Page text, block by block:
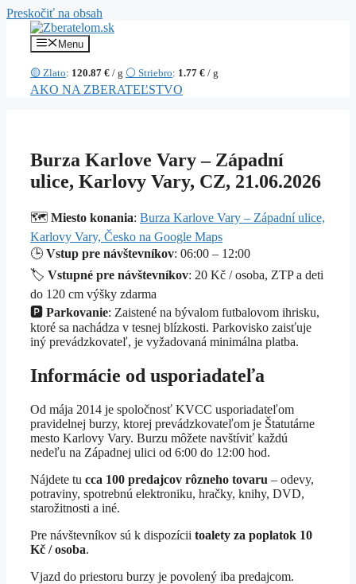
Preskočiť na obsah
Menu
🟡 Zlato: 120.87 € / g ⚪ Striebro: 1.77 € / g
AKO NA ZBERATEĽSTVO
Burza Karlove Vary – Západní
ulice, Karlovy Vary, CZ, 21.06.2026
🗺️ Miesto konania: Burza Karlove Vary – Západní ulice,
Karlovy Vary, Česko na Google Maps
🕒 Vstup pre návštevníkov: 06:00 – 12:00
🏷️ Vstupné pre návštevníkov: 20 Kč / osoba, ZTP a deti
do 120 cm výšky zdarma
🅿️ Parkovanie: Zaistené na bývalom futbalovom ihrisku,
ktoré sa nachádza v tesnej blízkosti. Parkovisko zaisťuje
iný prevádzkovateľ, je vyžadovaná minimálna platba.
Informácie od usporiadateľa
Od mája 2014 je spoločnosť KVCC usporiadateľom
pravidelnej burzy, ktorej prevádzkovateľom je Štatutárne
mesto Karlovy Vary. Burzu môžete navštíviť každú
nedeľu na Západnej ulici od 6:00 do 12:00 hod.
Nájdete tu cca 100 predajcov rôzneho tovaru – odevy,
potraviny, spotrebnú elektroniku, hračky, knihy, DVD,
starožitnosti a iné.
Pre návštevníkov sú k dispozícii toalety za poplatok 10
Kč / osoba.
Vjazd do priestoru burzy je povolený iba predajcom.